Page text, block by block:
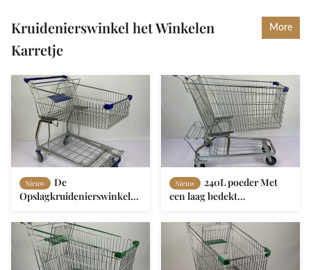
Kruidenierswinkel het Winkelen
Karretje
More
Nieuw
De
Opslagkruidenierswinkel
Winkelen het Certificaat
van Karretje135l Ce
Nieuw
240L poeder Met
een laag bedekt
Winkelen
KarretjeKoolstofstaal Q195
en détail het Winkelen
Karretje